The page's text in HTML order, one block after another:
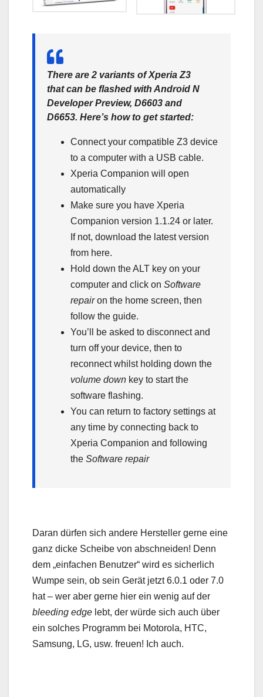
There are 2 variants of Xperia Z3
that can be flashed with Android N
Developer Preview, D6603 and
D6653. Here’s how to get started:
Connect your compatible Z3 device
to a computer with a USB cable.
Xperia Companion will open
automatically
Make sure you have Xperia
Companion version 1.1.24 or later.
If not, download the latest version
from here.
Hold down the ALT key on your
computer and click on Software
repairon the home screen, then
follow the guide.
You’ll be asked to disconnect and
turn off your device, then to
reconnect whilst holding down the
volume down key to start the
software flashing.
You can return to factory settings at
any time by connecting back to
Xperia Companion and following
the Software repair
Daran dürfen sich andere Hersteller gerne eine
ganz dicke Scheibe von abschneiden! Denn
dem „einfachen Benutzer“ wird es sicherlich
Wumpe sein, ob sein Gerät jetzt 6.0.1 oder 7.0
hat – wer aber gerne hier ein wenig auf der
bleeding edge lebt, der würde sich auch über
ein solches Programm bei Motorola, HTC,
Samsung, LG, usw. freuen! Ich auch.